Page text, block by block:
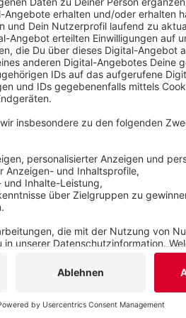
in der Stadt erhöht.
Freitag, 26.07.2019 06:01